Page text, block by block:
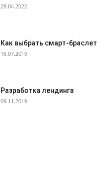
28.04.2022
Как выбрать смарт-браслет
16.07.2019
Разработка лендинга
09.11.2019